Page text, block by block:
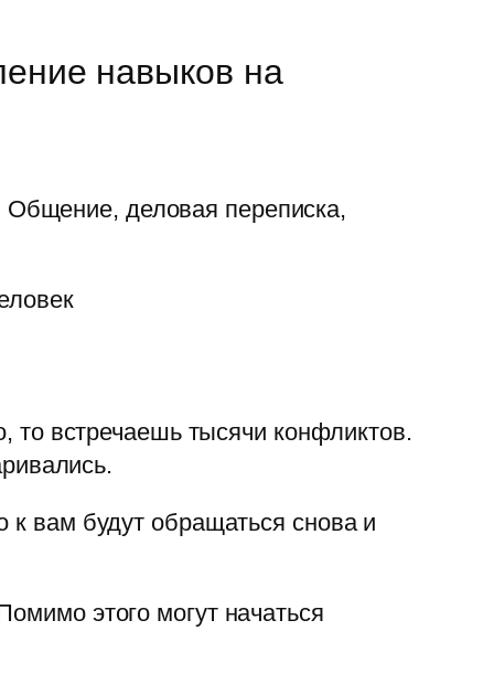
навыков на
деловая переписка,
то встречаешь тысячи конфликтов.
вам будут обращаться снова и
этого могут начаться